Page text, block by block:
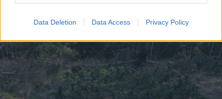
Data Deletion Data Access Privacy Policy